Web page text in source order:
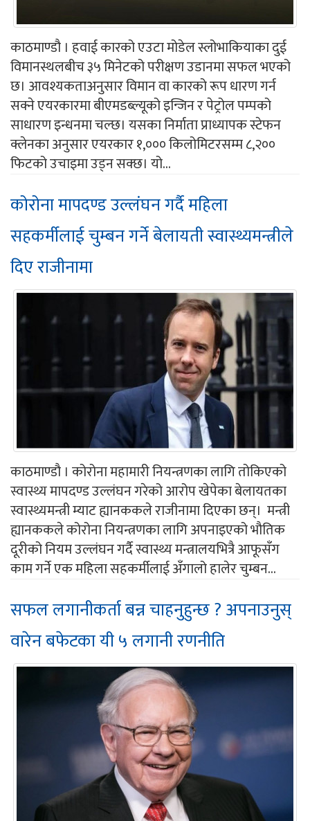
काठमाण्डौ । हवाई कारको एउटा मोडेल स्लोभाकियाका दुई
विमानस्थलबीच ३५ मिनेटको परीक्षण उडानमा सफल भएको
छ। आवश्यकताअनुसार विमान वा कारको रूप धारण गर्न
सक्ने एयरकारमा बीएमडब्ल्यूको इन्जिन र पेट्रोल पम्पको
साधारण इन्धनमा चल्छ। यसका निर्माता प्राध्यापक स्टेफन
क्लेनका अनुसार एयरकार १,००० किलोमिटरसम्म ८,२००
फिटको उचाइमा उड्न सक्छ। यो...
कोरोना मापदण्ड उल्लंघन गर्दै महिला
सहकर्मीलाई चुम्बन गर्ने बेलायती स्वास्थ्यमन्त्रीले
दिए राजीनामा
काठमाण्डौ । कोरोना महामारी नियन्त्रणका लागि तोकिएको
स्वास्थ्य मापदण्ड उल्लंघन गरेको आरोप खेपेका बेलायतका
स्वास्थ्यमन्त्री म्याट ह्यानककले राजीनामा दिएका छन्। मन्त्री
ह्यानककले कोरोना नियन्त्रणका लागि अपनाइएको भौतिक
दूरीको नियम उल्लंघन गर्दै स्वास्थ्य मन्त्रालयभित्रै आफूसँग
काम गर्ने एक महिला सहकर्मीलाई अँगालो हालेर चुम्बन...
सफल लगानीकर्ता बन्न चाहनुहुन्छ ? अपनाउनुस्
वारेन बफेटका यी ५ लगानी रणनीति